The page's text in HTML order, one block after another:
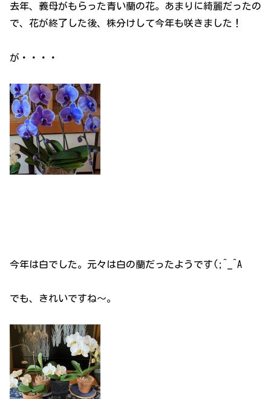
去年、義母がもらった青い蘭の花。あまりに綺麗だったの
で、花が終了した後、株分けして今年も咲きました！
が・・・・
今年は白でした。元々は白の蘭だったようです(;^_^A
でも、きれいですね～。